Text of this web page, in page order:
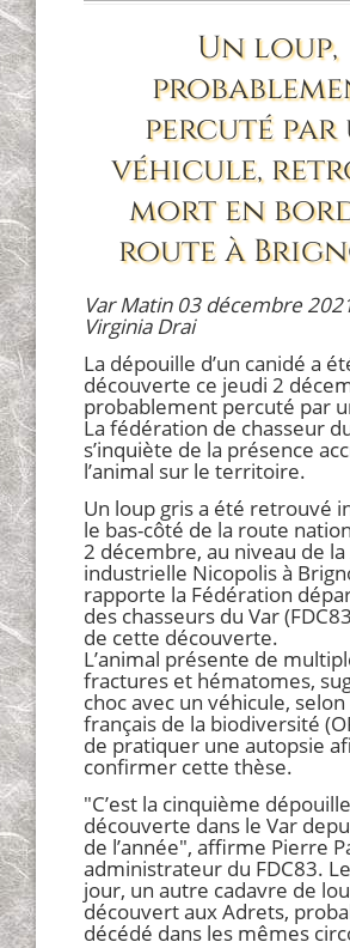
Un loup,
percuté par
véhicule,
mort en
route à
Var Matin 03 décembre
Virginia Drai
La dépouille d’un canidé a
découverte ce jeudi 2
probablement percuté par
La fédération de chasseur
s’inquiète de la présence
l’animal sur le territoire.
Un loup gris a été retrouvé
le bas-côté de la route
2 décembre, au niveau de la
industrielle Nicopolis à
rapporte la Fédération
des chasseurs du Var
de cette découverte.
L’animal présente de
fractures et hématomes,
choc avec un véhicule, selon
français de la biodiversité
de pratiquer une autopsie
confirmer cette thèse.
"C’est la cinquième
découverte dans le Var
de l’année", affirme Pierre
administrateur du FDC83.
jour, un autre cadavre de
découvert aux Adrets,
décédé dans les mêmes